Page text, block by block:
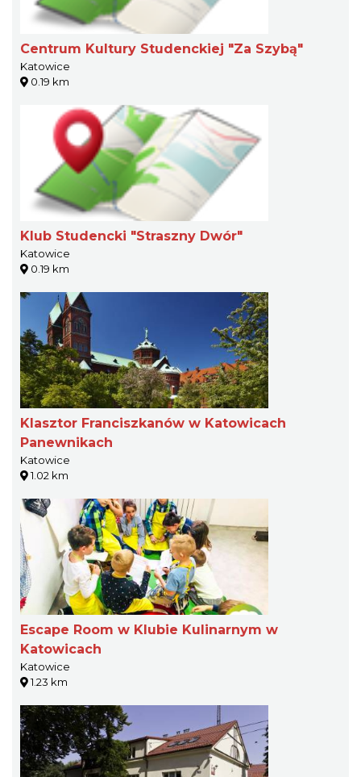
Centrum Kultury Studenckiej "Za Szybą"
Katowice
0.19 km
Klub Studencki "Straszny Dwór"
Katowice
0.19 km
Klasztor Franciszkanów w Katowicach
Panewnikach
Katowice
1.02 km
Escape Room w Klubie Kulinarnym w
Katowicach
Katowice
1.23 km